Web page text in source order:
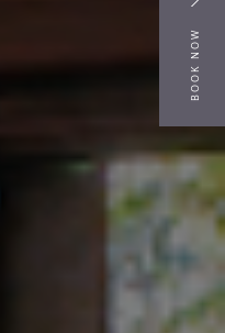
BOOK NOW